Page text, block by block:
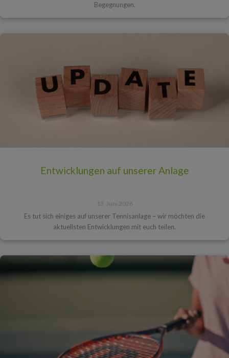
Begegnungen.
Entwicklungen auf unserer Anlage
13. Juni 2026
Es tut sich einiges auf unserer Tennisanlage – wir möchten die
aktuellsten Entwicklungen mit euch teilen.